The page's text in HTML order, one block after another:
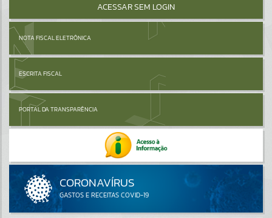
ACESSAR SEM LOGIN
NOTA FISCAL ELETRÔNICA
ESCRITA FISCAL
PORTAL DA TRANSPARÊNCIA